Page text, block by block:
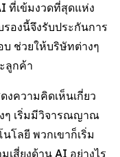
ที่เข้มงวดที่สุดแห่ง
องนี้จึงรับประกันการ
ช่วยให้บริษัทต่างๆ
ลูกค้า
งความคิดเห็นเกี่ยว
งๆ เริ่มมีวิจารณญาณ
โลยี พวกเขาก็เริ่ม
เสี่ยงด้าน AI อย่างไร